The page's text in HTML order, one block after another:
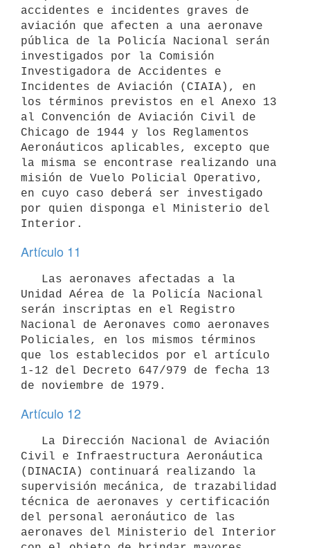
accidentes e incidentes graves de
aviación que afecten a una aeronave
pública de la Policía Nacional serán
investigados por la Comisión
Investigadora de Accidentes e
Incidentes de Aviación (CIAIA), en
los términos previstos en el Anexo 13
al Convención de Aviación Civil de
Chicago de 1944 y los Reglamentos
Aeronáuticos aplicables, excepto que
la misma se encontrase realizando una
misión de Vuelo Policial Operativo,
en cuyo caso deberá ser investigado
por quien disponga el Ministerio del
Artículo 11
Unidad Aérea de la Policía Nacional
serán inscriptas en el Registro
Nacional de Aeronaves como aeronaves
Policiales, en los mismos términos
que los establecidos por el artículo
1-12 del Decreto 647/979 de fecha 13
Artículo 12
Civil e Infraestructura Aeronáutica
(DINACIA) continuará realizando la
supervisión mecánica, de trazabilidad
técnica de aeronaves y certificación
del personal aeronáutico de las
aeronaves del Ministerio del Interior